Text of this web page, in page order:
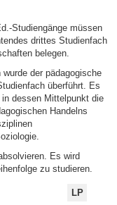
Studiengänge müssen
drittes Studienfach
belegen.
der pädagogische
überführt. Es
dessen Mittelpunkt die
Handelns
Es wird
zu studieren.
LP